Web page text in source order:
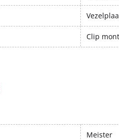
Clip
Meister